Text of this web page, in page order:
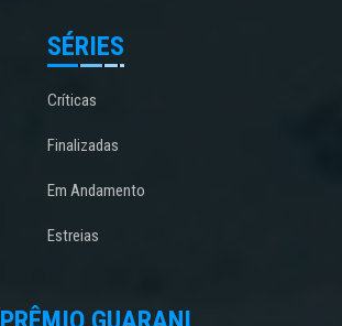
SÉRIES
Críticas
Finalizadas
Em Andamento
Estreias